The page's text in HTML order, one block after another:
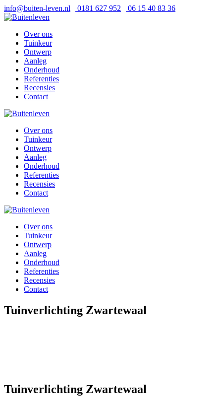
info@buiten-leven.nl 0181 627 952 06 15 40 83 36
Over ons
Tuinkeur
Ontwerp
Aanleg
Onderhoud
Referenties
Recensies
Contact
Over ons
Tuinkeur
Ontwerp
Aanleg
Onderhoud
Referenties
Recensies
Contact
Over ons
Tuinkeur
Ontwerp
Aanleg
Onderhoud
Referenties
Recensies
Contact
Tuinverlichting Zwartewaal
Tuinverlichting Zwartewaal